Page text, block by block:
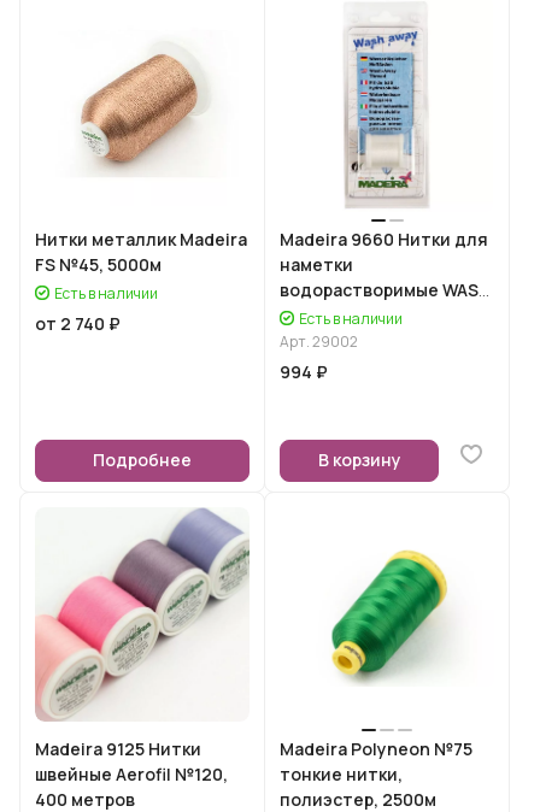
Нитки металлик Madeira
FS №45, 5000м
Есть в наличии
от 2 740 ₽
Подробнее
Madeira 9660 Нитки для
наметки
водорастворимые WASH
AWAY, 200м
Есть в наличии
Арт.29002
994 ₽
В корзину
Madeira 9125 Нитки
швейные Aerofil №120,
400 метров
Madeira Polyneon №75
тонкие нитки,
полиэстер, 2500м